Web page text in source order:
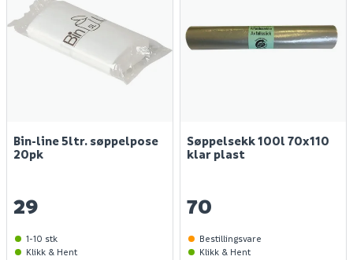
Bin-line 5ltr. søppelpose
20pk
29
1-10 stk
Klikk & Hent
Søppelsekk 100l 70x110
klar plast
70
Bestillingsvare
Klikk & Hent